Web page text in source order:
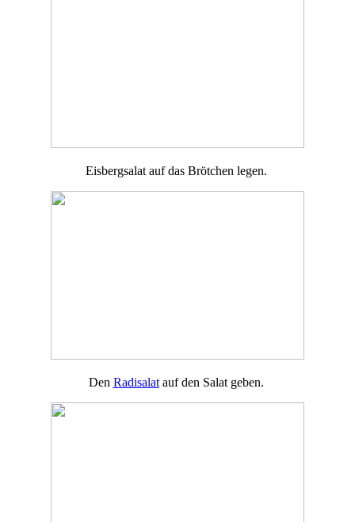
Eisbergsalat auf das Brötchen legen.
Den Radisalatauf den Salat geben.